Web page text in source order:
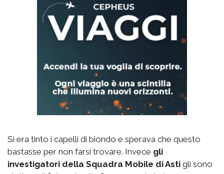
Si era tinto i capelli di biondo e sperava che questo
bastasse per non farsi trovare. Invece gli
investigatori della Squadra Mobile di Asti gli sono